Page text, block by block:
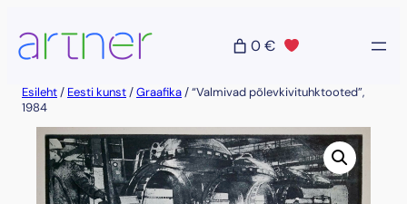
sisu
juurde
0 €
Esileht/ Eesti kunst/Graafika/ “Valmivad põlevkivituhktooted”,
1984